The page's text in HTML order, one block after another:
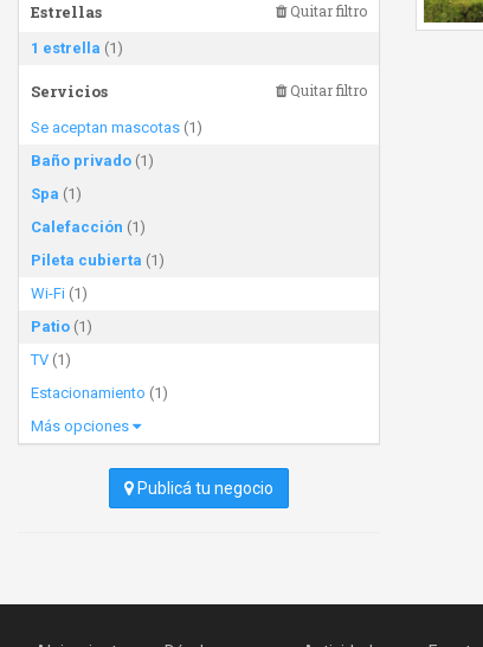
Estrellas Quitar filtro
1 estrella (1)
Servicios Quitar filtro
Se aceptan mascotas (1)
Baño privado (1)
Spa (1)
Calefacción (1)
Pileta cubierta (1)
Wi-Fi (1)
Patio (1)
TV (1)
Estacionamiento (1)
Más opciones
Publicá tu negocio